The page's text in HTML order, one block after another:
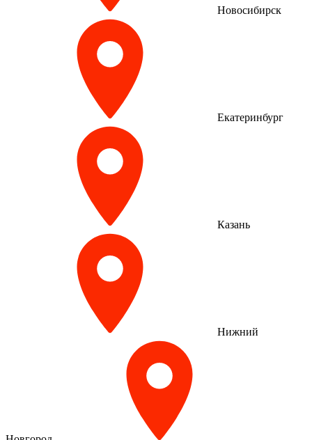
Новосибирск
Екатеринбург
Казань
Нижний